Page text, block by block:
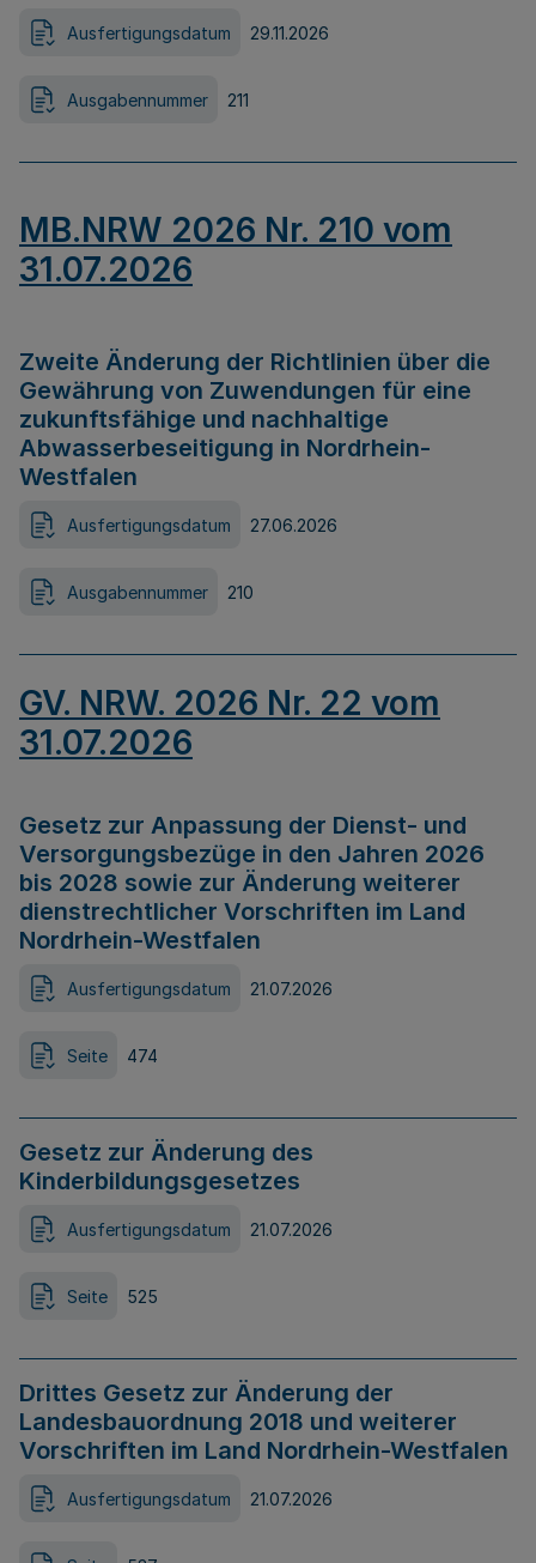
Ausfertigungsdatum 29.11.2026
Ausgabennummer 211
MB.NRW 2026 Nr. 210 vom
31.07.2026
Zweite Änderung der Richtlinien über die
Gewährung von Zuwendungen für eine
zukunftsfähige und nachhaltige
Abwasserbeseitigung in Nordrhein-
Westfalen
Ausfertigungsdatum 27.06.2026
Ausgabennummer 210
GV. NRW. 2026 Nr. 22 vom
31.07.2026
Gesetz zur Anpassung der Dienst- und
Versorgungsbezüge in den Jahren 2026
bis 2028 sowie zur Änderung weiterer
dienstrechtlicher Vorschriften im Land
Nordrhein-Westfalen
Ausfertigungsdatum 21.07.2026
Seite 474
Gesetz zur Änderung des
Kinderbildungsgesetzes
Ausfertigungsdatum 21.07.2026
Seite 525
Drittes Gesetz zur Änderung der
Landesbauordnung 2018 und weiterer
Vorschriften im Land Nordrhein-Westfalen
Ausfertigungsdatum 21.07.2026